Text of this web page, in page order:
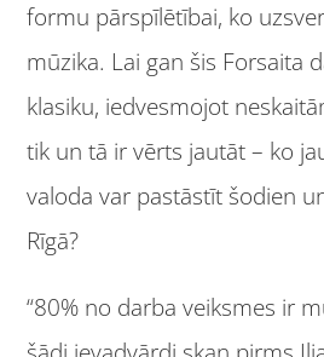
formu pārspīlētībai, ko
mūzika. Lai gan šis Forsaita
klasiku, iedvesmojot
tik un tā ir vērts jautāt – ko
valoda var pastāstīt šodien
Rīgā?
“80% no darba veiksmes ir